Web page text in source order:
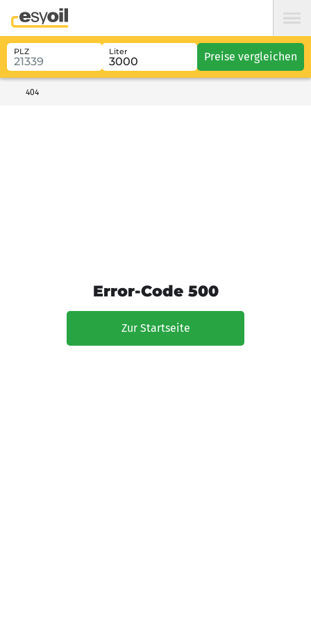
PLZ Liter Preise vergleichen
404
Error-Code 500
Zur Startseite